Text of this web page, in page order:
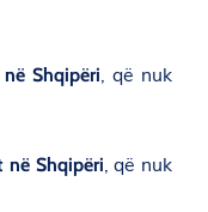
Shqipëri, që nuk
në Shqipëri, që nuk